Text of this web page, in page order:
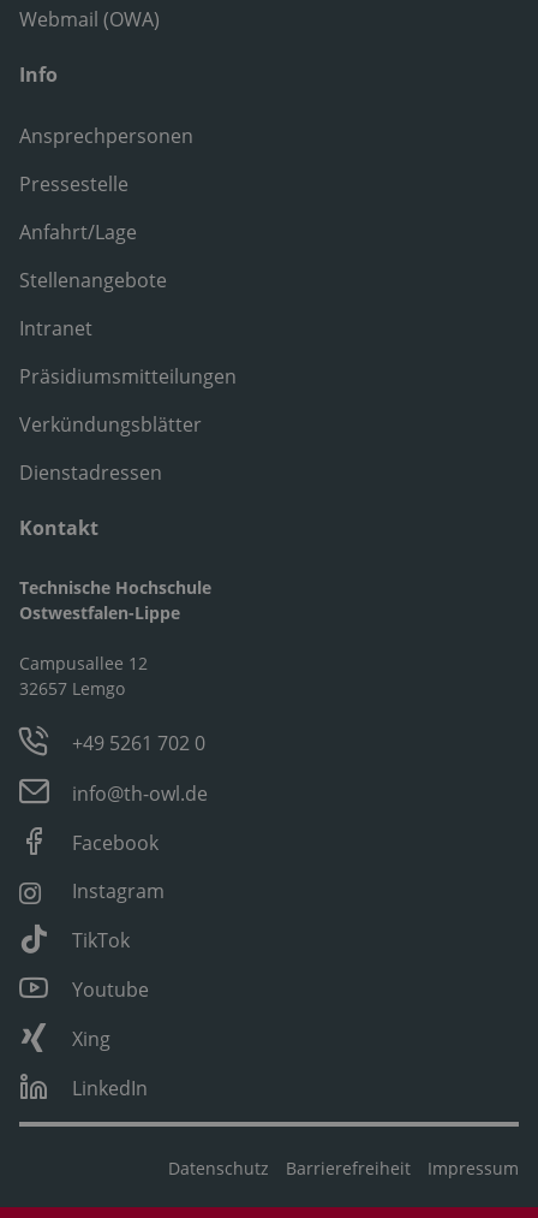
Webmail (OWA)
Info
Ansprechpersonen
Pressestelle
Anfahrt/Lage
Stellenangebote
Intranet
Präsidiumsmitteilungen
Verkündungsblätter
Dienstadressen
Kontakt
Technische Hochschule
Ostwestfalen-Lippe
Campusallee 12
32657 Lemgo
+49 5261 702 0
info@th-owl.de
Facebook
Instagram
TikTok
Youtube
Xing
LinkedIn
Datenschutz Barrierefreiheit Impressum